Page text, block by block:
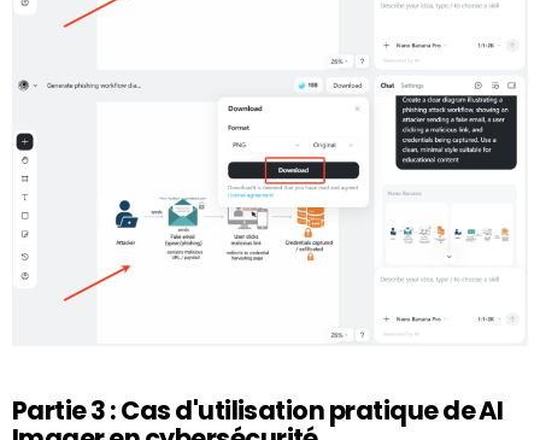
Partie 3 : Cas d'utilisation pratique de AI